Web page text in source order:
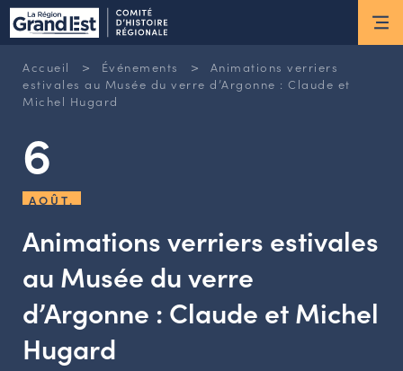
ESPACE MEMBRE
Actus
INSCRIPTION À LA NEWSLETTER
Nous connaître
LES MISSIONS DU CHR
L’ÉQUIPE DU CHR
LE CONSEIL DES ASSOCIATIONS
Accueil > Événements >
Animations verriers
estivales au Musée du verre d’Argonne : Claude et
Michel Hugard
6
AOÛT.
Animations verriers estivales
au Musée du verre
d’Argonne : Claude et Michel
Hugard